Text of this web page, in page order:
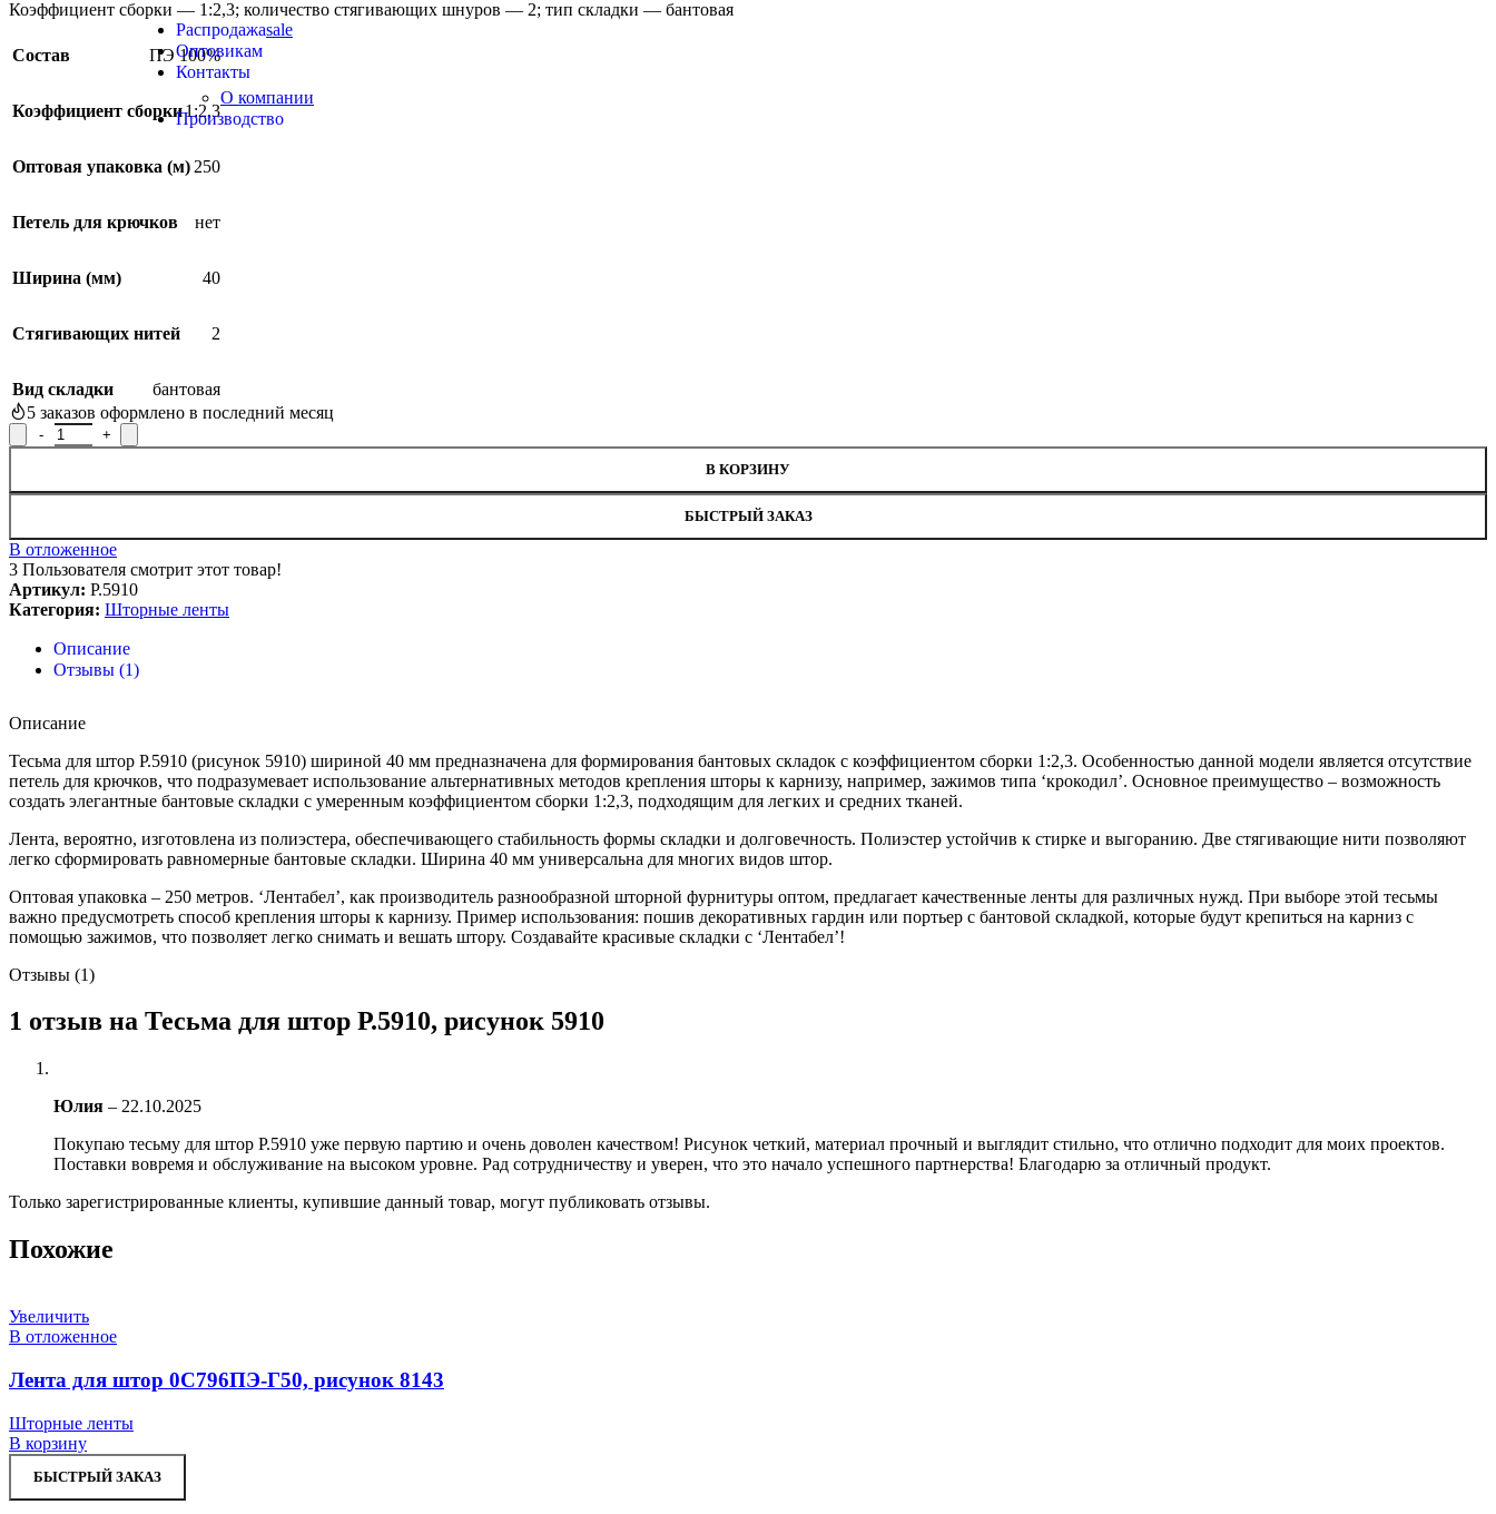
Продукция из арамидных нитей
Распродажаsale
Оптовикам
Контакты
О компании
Производство
Коэффициент сборки — 1:2,3; количество стягивающих шнуров — 2; тип складки — бантовая
Состав ПЭ 100%
Коэффициент сборки1:2,3
Оптовая упаковка (м) 250
Петель для крючков нет
Ширина (мм) 40
Стягивающих нитей 2
Вид складки
бантовая
5 заказов оформлено в последний месяц
Количество товара Тесьма для штор Р.5910, рисунок 5910
В КОРЗИНУ
БЫСТРЫЙ ЗАКАЗ
В отложенное
3 Пользователя смотрит этот товар!
Артикул: Р.5910
Категория: Шторные ленты
Описание
Отзывы (1)
Описание
Тесьма для штор Р.5910 (рисунок 5910) шириной 40 мм предназначена для формирования бантовых складок с коэффициентом сборки 1:2,3. Особенностью данной модели является отсутствие
петель для крючков, что подразумевает использование альтернативных методов крепления шторы к карнизу, например, зажимов типа ‘крокодил’. Основное преимущество – возможность
создать элегантные бантовые складки с умеренным коэффициентом сборки 1:2,3, подходящим для легких и средних тканей.
Лента, вероятно, изготовлена из полиэстера, обеспечивающего стабильность формы складки и долговечность. Полиэстер устойчив к стирке и выгоранию. Две стягивающие нити позволяют
легко сформировать равномерные бантовые складки. Ширина 40 мм универсальна для многих видов штор.
Оптовая упаковка – 250 метров. ‘Лентабел’, как производитель разнообразной шторной фурнитуры оптом, предлагает качественные ленты для различных нужд. При выборе этой тесьмы
важно предусмотреть способ крепления шторы к карнизу. Пример использования: пошив декоративных гардин или портьер с бантовой складкой, которые будут крепиться на карниз с
помощью зажимов, что позволяет легко снимать и вешать штору. Создавайте красивые складки с ‘Лентабел’!
Отзывы (1)
1 отзыв на Тесьма для штор Р.5910, рисунок 5910
Юлия – 22.10.2025
Покупаю тесьму для штор Р.5910 уже первую партию и очень доволен качеством! Рисунок четкий, материал прочный и выглядит стильно, что отлично подходит для моих проектов.
Поставки вовремя и обслуживание на высоком уровне. Рад сотрудничеству и уверен, что это начало успешного партнерства! Благодарю за отличный продукт.
Только зарегистрированные клиенты, купившие данный товар, могут публиковать отзывы.
Похожие
Увеличить
В отложенное
Лента для штор 0С796ПЭ-Г50, рисунок 8143
Шторные ленты
В корзину
БЫСТРЫЙ ЗАКАЗ